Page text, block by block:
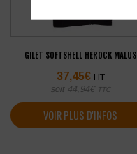
GILET SOFTSHELL HEROCK MALUS
37,45€ HT
soit 44,94€ TTC
VOIR PLUS D'INFOS